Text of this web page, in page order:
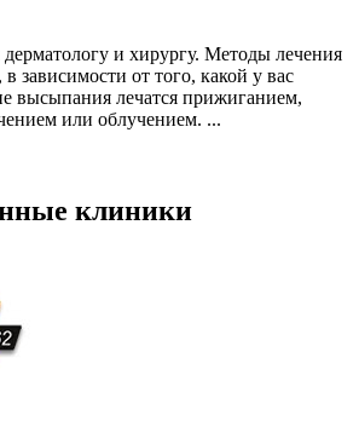
и хирургу. Методы лечения
зависимости от того, какой у вас
высыпания лечатся прижиганием,
или облучением. ...
клиники